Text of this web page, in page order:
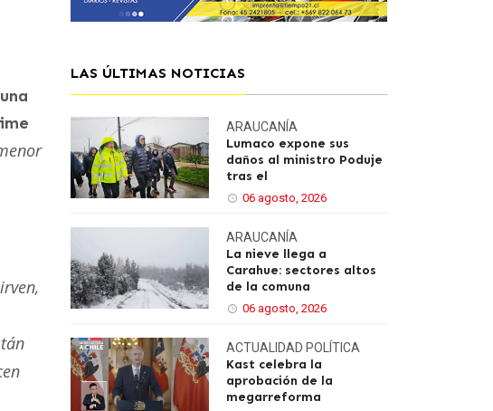
LAS ÚLTIMAS NOTICIAS
ARAUCANÍA
Lumaco expone sus
daños al ministro Poduje
tras el
06 agosto, 2026
ARAUCANÍA
La nieve llega a
Carahue: sectores altos
de la comuna
06 agosto, 2026
ACTUALIDAD POLÍTICA
Kast celebra la
aprobación de la
megarreforma